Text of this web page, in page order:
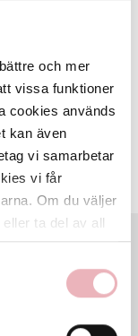
och mer
vissa funktioner
cookies används
kan även
vi samarbetar
vi får
Om du väljer
ta del av all